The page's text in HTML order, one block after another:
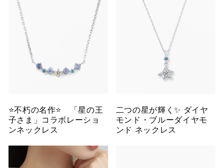
⭐️不朽の名作⭐️ 「星の王
子さま」コラボレーショ
ンネックレス
二つの星が輝く✨ ダイヤ
モンド・ブルーダイヤモ
ンド ネックレス